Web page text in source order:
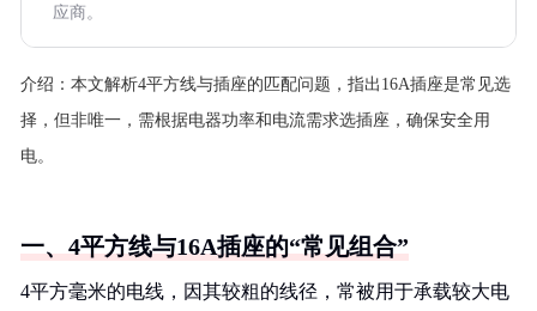
应商。
介绍： 本文解析4平方线与插座的匹配问题，指出16A插座是常见选
择，但非唯一，需根据电器功率和电流需求选插座，确保安全用
电。
一、4平方线与16A插座的“常见组合”
4平方毫米的电线，因其较粗的线径，常被用于承载较大电